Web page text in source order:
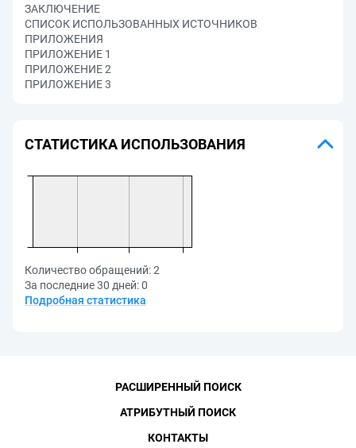
ЗАКЛЮЧЕНИЕ
СПИСОК ИСПОЛЬЗОВАННЫХ ИСТОЧНИКОВ
ПРИЛОЖЕНИЯ
ПРИЛОЖЕНИЕ 1
ПРИЛОЖЕНИЕ 2
ПРИЛОЖЕНИЕ 3
СТАТИСТИКА ИСПОЛЬЗОВАНИЯ
Количество обращений:2
За последние 30 дней:0
Подробная статистика
РАСШИРЕННЫЙ ПОИСК
АТРИБУТНЫЙ ПОИСК
КОНТАКТЫ